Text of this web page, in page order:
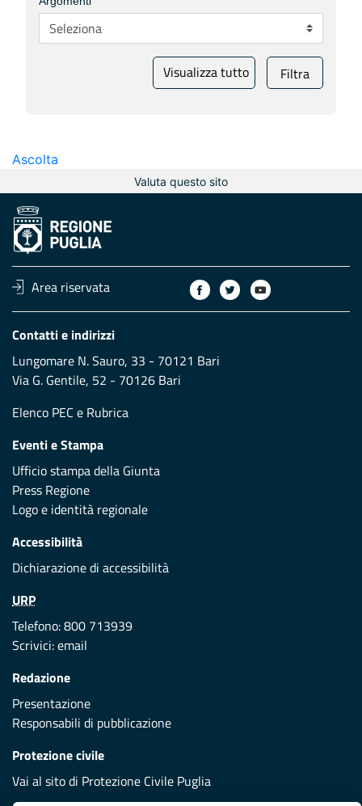
Visualizza tutto Filtra
Ascolta
Valuta questo sito
Area riservata
Contatti e indirizzi
Lungomare N. Sauro, 33 - 70121 Bari
Via G. Gentile, 52 - 70126 Bari
Elenco PEC e Rubrica
Eventi e Stampa
Ufficio stampa della Giunta
Press Regione
Logo e identità regionale
Accessibilità
Dichiarazione di accessibilità
URP
Telefono: 800 713939
Scrivici:email
Redazione
Presentazione
Responsabili di pubblicazione
Protezione civile
Vai al sito di Protezione Civile Puglia